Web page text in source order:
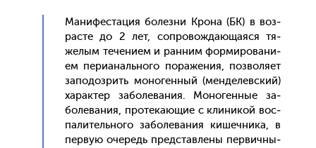
Ма­нифес­та­ция бо­лез­ни Кро­на (БК) в воз­
расте до 2 лет, соп­ро­вож­да­юща­яся тя­
желым те­чени­ем и ран­ним фор­ми­рова­ни­
ем пе­ри­аналь­но­го по­раже­ния, поз­во­ля­ет
за­подоз­рить мо­ноген­ный (мен­де­лев­ский)
ха­рак­тер за­боле­вания. Мо­ноген­ные за­
боле­вания, про­тека­ющие с кли­никой вос­
па­литель­но­го за­боле­вания ки­шеч­ни­ка, в
пер­вую оче­редь пред­став­ле­ны пер­вичны­